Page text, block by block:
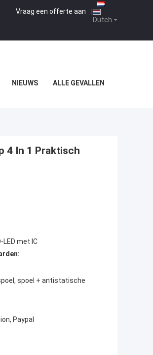
Dutch
Vraag een offerte aan |
NIEUWS ALLE GEVALLEN
4 In 1 Praktisch
LED met IC
spoel + antistatische
Paypal